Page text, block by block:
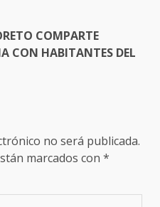
COMPARTE
CON HABITANTES DEL
no será publicada.
marcados con *